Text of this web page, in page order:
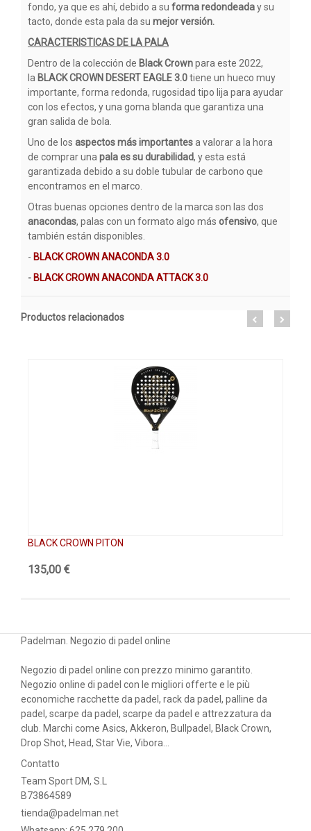
fondo, ya que es ahí, debido a su forma redondeaday su
tacto, donde esta pala da su mejor versión.
CARACTERISTICAS DE LA PALA
Dentro de la colección de Black Crownpara este 2022,
la BLACK CROWN DESERT EAGLE 3.0tiene un hueco muy
importante, forma redonda, rugosidad tipo lija para ayudar
con los efectos, y una goma blanda que garantiza una
gran salida de bola.
Uno de los aspectos más importantesa valorar a la hora
de comprar una pala es su durabilidad, y esta está
garantizada debido a su doble tubular de carbono que
encontramos en el marco.
Otras buenas opciones dentro de la marca son las dos
anacondas, palas con un formato algo más ofensivo, que
también están disponibles.
- BLACK CROWN ANACONDA 3.0
-BLACK CROWN ANACONDA ATTACK 3.0
Productos relacionados
BLACK CROWN PITON
135,00 €
Padelman. Negozio di padel online
Negozio di padel online con prezzo minimo garantito.
Negozio online di padel con le migliori offerte e le più
economiche racchette da padel, rack da padel, palline da
padel, scarpe da padel, scarpe da padel e attrezzatura da
club. Marchi come Asics, Akkeron, Bullpadel, Black Crown,
Drop Shot, Head, Star Vie, Vibora...
Contatto
Team Sport DM, S.L
B73864589
tienda@padelman.net